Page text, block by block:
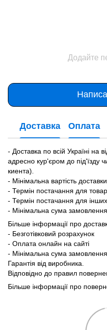
Додайте
Доставка Оплата
- Доставка по всій Україні на
адресно кур'єром до під'їзду
киента).
- Мінімальна вартість
- Термін постачання для
- Термін постачання для
- Мінімальна сума
Більше інформації про
- Безготівковий розрахунок
- Оплата онлайн на сайті
- Мінімальна сума
Гарантія від виробника.
Відповідно до правил
Більше інформації про